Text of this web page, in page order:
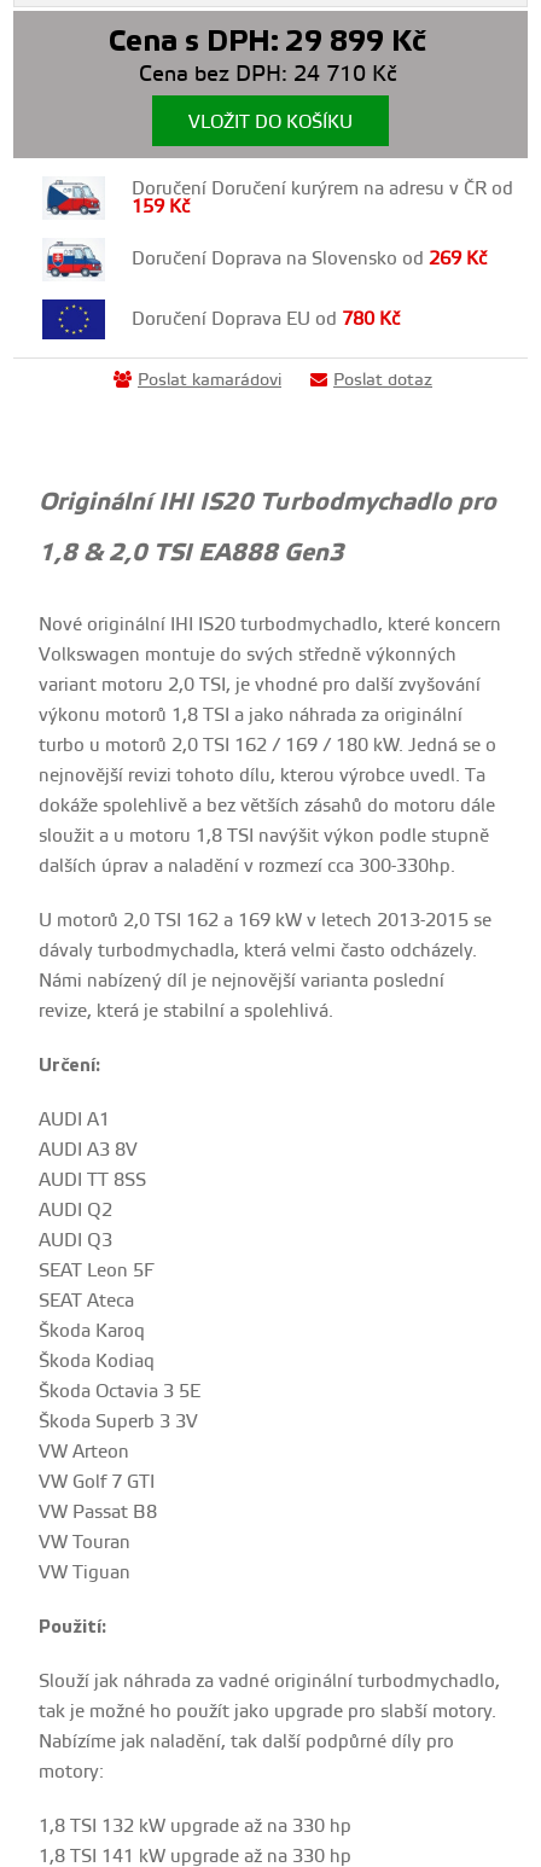
Cena s DPH: 29 899 Kč
Cena bez DPH: 24 710 Kč
VLOŽIT DO KOŠÍKU
Doručení Doručení kurýrem na adresu v ČR od
159 Kč
Doručení Doprava na Slovensko od269 Kč
Doručení Doprava EU od 780 Kč
Poslat kamarádovi Poslat dotaz
Originální IHI IS20 Turbodmychadlo pro
1,8 & 2,0 TSI EA888 Gen3
Nové originální IHI IS20 turbodmychadlo, které koncern
Volkswagen montuje do svých středně výkonných
variant motoru 2,0 TSI, je vhodné pro další zvyšování
výkonu motorů 1,8 TSI a jako náhrada za originální
turbo u motorů 2,0 TSI 162 / 169 / 180 kW. Jedná se o
nejnovější revizi tohoto dílu, kterou výrobce uvedl. Ta
dokáže spolehlivě a bez větších zásahů do motoru dále
sloužit a u motoru 1,8 TSI navýšit výkon podle stupně
dalších úprav a naladění v rozmezí cca 300-330hp.
U motorů 2,0 TSI 162 a 169 kW v letech 2013-2015 se
dávaly turbodmychadla, která velmi často odcházely.
Námi nabízený díl je nejnovější varianta poslední
revize, která je stabilní a spolehlivá.
Určení:
AUDI A1
AUDI A3 8V
AUDI TT 8SS
AUDI Q2
AUDI Q3
SEAT Leon 5F
SEAT Ateca
Škoda Karoq
Škoda Kodiaq
Škoda Octavia 3 5E
Škoda Superb 3 3V
VW Arteon
VW Golf 7 GTI
VW Passat B8
VW Touran
VW Tiguan
Použití:
Slouží jak náhrada za vadné originální turbodmychadlo,
tak je možné ho použít jako upgrade pro slabší motory.
Nabízíme jak naladění, tak další podpůrné díly pro
motory:
1,8 TSI 132 kW upgrade až na 330 hp
1,8 TSI 141 kW upgrade až na 330 hp